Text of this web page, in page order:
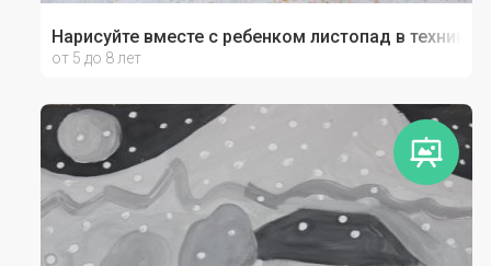
Нарисуйте вместе с ребенком листопад в технике
от 5 до 8 лет